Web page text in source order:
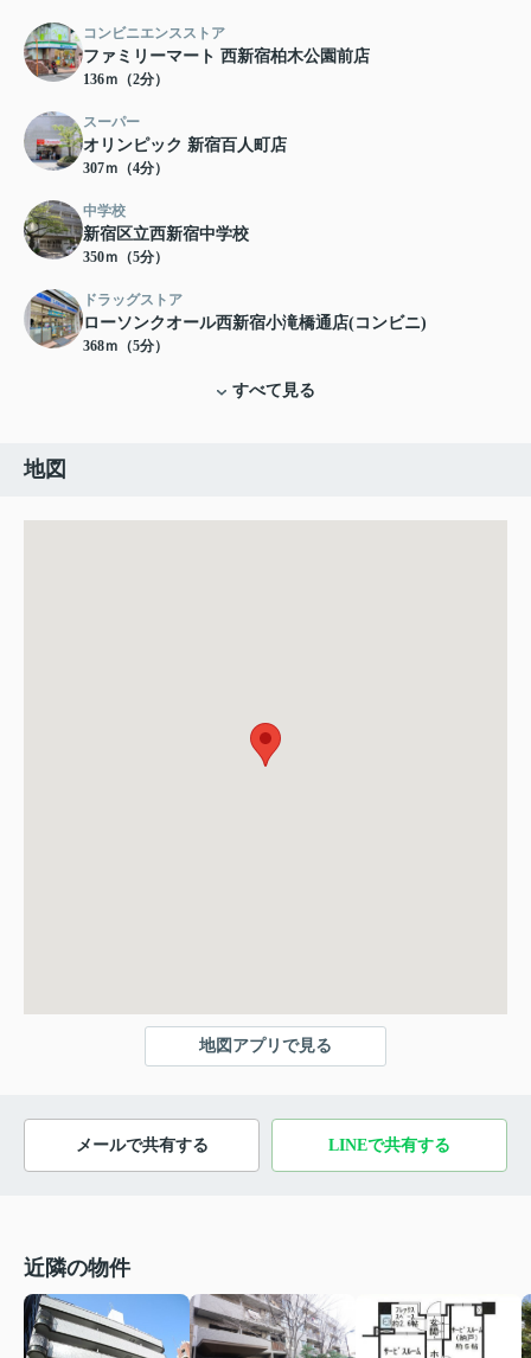
コンビニエンスストア
ファミリーマート 西新宿柏木公園前店
136ｍ（2分）
スーパー
オリンピック 新宿百人町店
307ｍ（4分）
中学校
新宿区立西新宿中学校
350ｍ（5分）
ドラッグストア
ローソンクオール西新宿小滝橋通店(コンビニ)
368ｍ（5分）
すべて見る
地図
地図アプリで見る
メールで共有する LINEで共有する
近隣の物件